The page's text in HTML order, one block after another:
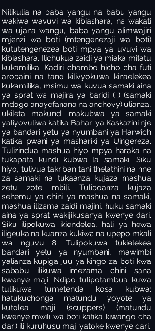
Nilikulia na baba yangu na babu yangu
wakiwa wavuvi wa kibiashara, na wakati
wa ujana wangu, baba yangu alimwajiri
mjenzi wa boti (mtengenezaji wa boti)
kututengenezea boti mpya ya uvuvi wa
kibiashara. Ilichukua zaidi ya miaka mitatu
kukamilika. Kadiri chombo hicho cha futi
arobaini na tano kilivyokuwa kinaelekea
kukamilika, msimu wa kuvua samaki aina
ya sprat wa majira ya baridi ( ) (samaki
mdogo anayefanana na anchovy) ulianza,
ukileta makundi makubwa ya samaki
yaliyovuliwa katika Bahari ya Kaskazini nje
ya bandari yetu ya nyumbani ya Harwich
katika pwani ya mashariki ya Uingereza.
Tulizindua mashua hiyo mpya haraka na
tukapata kundi kubwa la samaki. Siku
hiyo, tulivua takriban tani thelathini na nne
za samaki na tukaanza kujaza mashua
zetu zote mbili. Tulipoanza kujaza
sehemu ya chini ya mashua na samaki,
mashua ilizama zaidi majini, huku samaki
aina ya sprat wakijikusanya kwenye dari.
Siku ilipokuwa ikiendelea, hali ya hewa
iligeuka na kuanza kukiwa na upepo mkali
wa nguvu 8. Tulipokuwa tukielekea
bandari yetu ya nyumbani, mawimbi
yalianza kupiga juu ya kingo za boti kwa
sababu ilikuwa imezama chini sana
kwenye maji. Ndipo tulipotambua kuwa
tulikuwa tumetenda kosa kubwa:
hatukuchonga matundu yoyote ya
kutolea maji (scuppers) (matundu
kwenye mwili wa boti katika kiwango cha
dari) ili kuruhusu maji yatoke kwenye dari.